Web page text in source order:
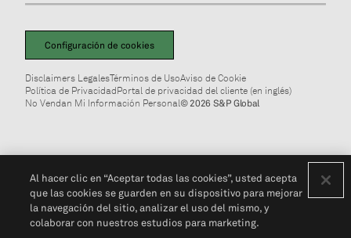
Configuración de cookies
Disclaimers LegalesTérminos de UsoAviso de Cookie
Política de PrivacidadPortal de privacidad del cliente (en inglés)
No Vendan Mi Información Personal© 2026 S&P Global
Al hacer clic en “Aceptar todas las cookies”, usted acepta
que las cookies se guarden en su dispositivo para mejorar
la navegación del sitio, analizar el uso del mismo, y
colaborar con nuestros estudios para marketing.